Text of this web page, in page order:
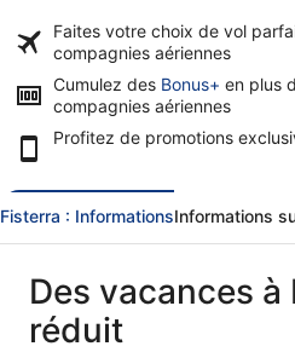
Faites votre choix de vol
compagnies aériennes
Cumulez des Bonus+ en plus
compagnies aériennes
Profitez de promotions
Fisterra : InformationsInformations
Des vacances
réduit